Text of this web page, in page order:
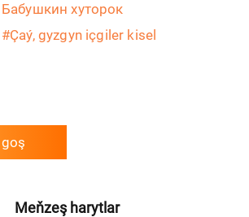
Бабушкин хуторок
#Çaý, gyzgyn içgiler kisel
Meňzeş harytlar